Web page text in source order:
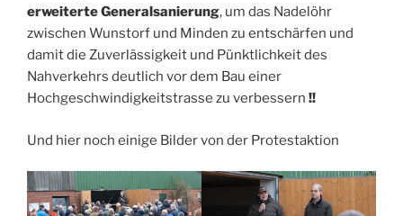
erweiterte Generalsanierung, um das Nadelöhr
zwischen Wunstorf und Minden zu entschärfen und
damit die Zuverlässigkeit und Pünktlichkeit des
Nahverkehrs deutlich vor dem Bau einer
Hochgeschwindigkeitstrasse zu verbessern !!
Und hier noch einige Bilder von der Protestaktion